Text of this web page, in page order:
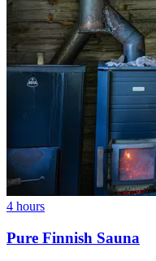
4 hours
Pure Finnish Sauna